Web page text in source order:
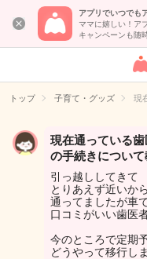
アプリでいつでも
ママに嬉しい！ア
キャンペーンも随
女
イ
トップ 子育て・グッズ 現
現在通っている
の手続きについて
引っ越ししてきて
とりあえず近いか
通ってましたが車
口コミがいい歯医
今のところで定期
どうやって移行し